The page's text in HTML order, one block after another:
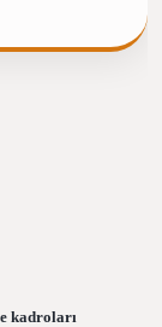
kadroları